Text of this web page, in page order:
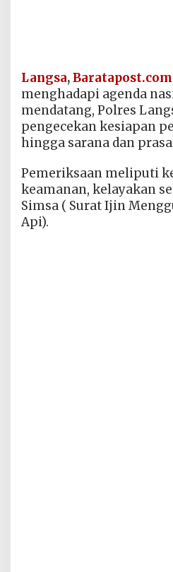
Langsa,Baratapost.com
menghadapi agenda
mendatang, Polres
pengecekan kesiapan
hingga sarana dan
Pemeriksaan meliputi
keamanan, kelayakan
Simsa ( Surat Ijin
Api).